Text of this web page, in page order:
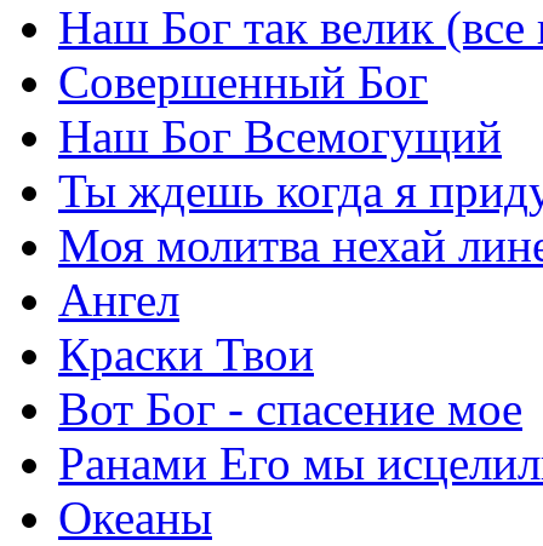
Наш Бог так велик
Совершенный Бог
Наш Бог Всемогущий
Ты ждешь когда я
Моя молитва нехай
Ангел
Краски Твои
Вот Бог - спасение мое
Ранами Его мы
Океаны